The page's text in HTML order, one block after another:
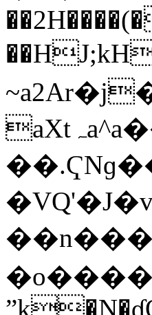
aXtہa^a��VM�H
��n���
�